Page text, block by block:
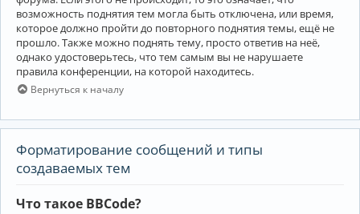
возможность поднятия тем могла быть отключена, или время,
которое должно пройти до повторного поднятия темы, ещё не
прошло. Также можно поднять тему, просто ответив на неё,
однако удостоверьтесь, что тем самым вы не нарушаете
правила конференции, на которой находитесь.
Вернуться к началу
Форматирование сообщений и типы
создаваемых тем
Что такое BBCode?